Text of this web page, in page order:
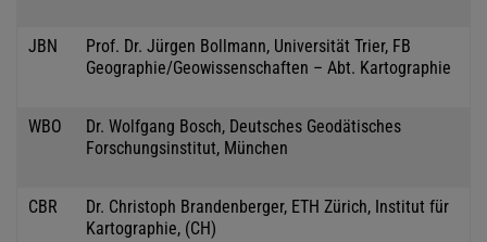
JBN
Prof. Dr. Jürgen Bollmann, Universität Trier, FB
Geographie/Geowissenschaften – Abt. Kartographie
WBO
Dr. Wolfgang Bosch, Deutsches Geodätisches
Forschungsinstitut, München
CBR
Dr. Christoph Brandenberger, ETH Zürich, Institut für
Kartographie, (CH)